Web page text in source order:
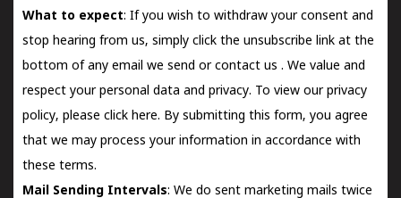
What to expect: If you wish to withdraw your consent and
stop hearing from us, simply click the unsubscribe link at the
bottom of any email we send orcontact us . We value and
respect your personal data and privacy. To view our privacy
policy, please click here. By submitting this form, you agree
that we may process your information in accordance with
these terms.
Mail Sending Intervals: We do sent marketing mails twice